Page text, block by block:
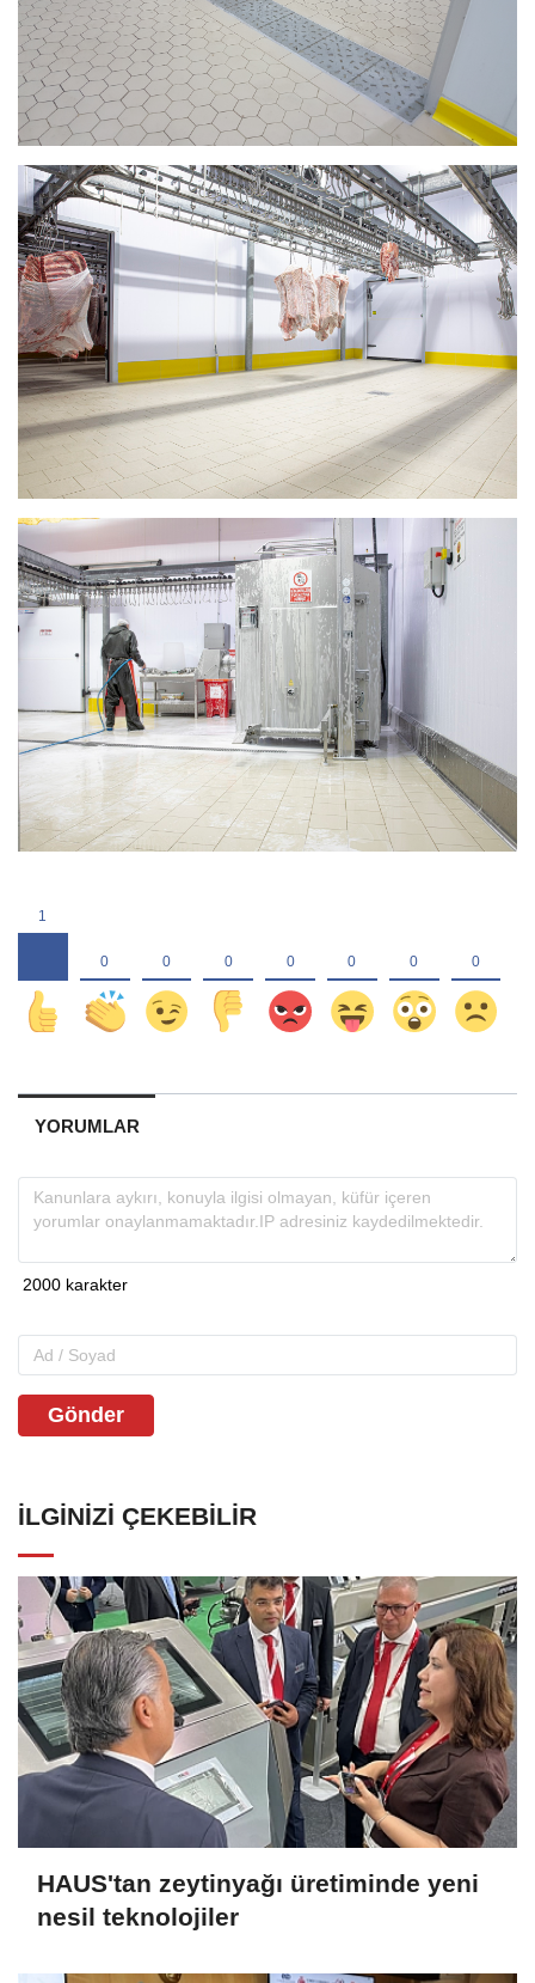
YORUMLAR
Gönder
İLGINIZI ÇEKEBILIR
HAUS'tan zeytinyağı üretiminde yeni
nesil teknolojiler